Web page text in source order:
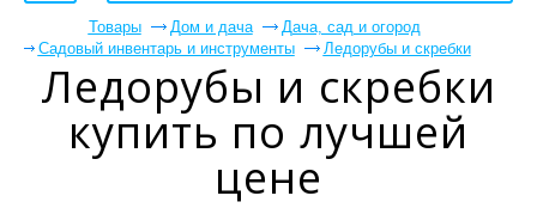
Товары Дом и дача
Дача, сад и огород
Садовый инвентарь и инструменты
Ледорубы и скребки
Ледорубы и скребки
купить по лучшей
цене